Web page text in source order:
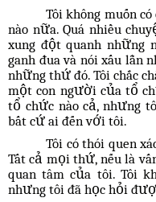
Tôi không muốn
nào nữa. Quá nhiều
xung đột quanh những
ganh đua và nói xấu lẫn
những thứ đó. Tôi chắc
một con người của tổ
tổ chức nào cả, nhưng
bất cứ ai đến với tôi.
Tôi có thói quen
Tất cả mọi thứ, nếu là
quan tâm của tôi. Tôi
nhưng tôi đã học hỏi